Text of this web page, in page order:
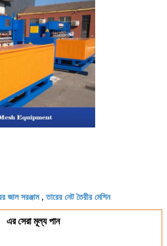
জাল সরঞ্জাম,তারের নেট তৈরীর মেশিন
এর সেরা মূল্য পান